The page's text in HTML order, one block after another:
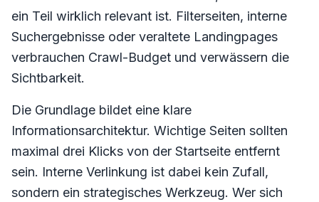
ein Teil wirklich relevant ist. Filterseiten, interne
Suchergebnisse oder veraltete Landingpages
verbrauchen Crawl-Budget und verwässern die
Sichtbarkeit.
Die Grundlage bildet eine klare
Informationsarchitektur. Wichtige Seiten sollten
maximal drei Klicks von der Startseite entfernt
sein. Interne Verlinkung ist dabei kein Zufall,
sondern ein strategisches Werkzeug. Wer sich